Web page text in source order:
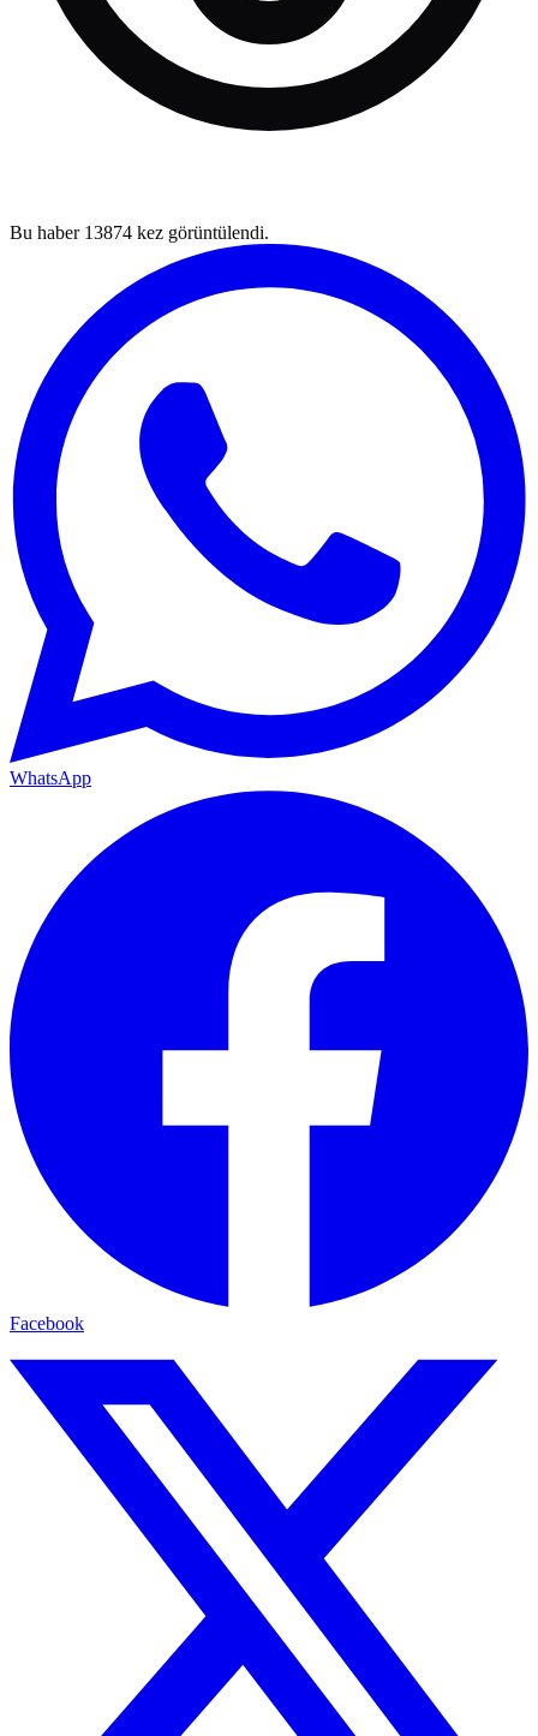
Bu haber 13874 kez görüntülendi.
WhatsApp
Facebook